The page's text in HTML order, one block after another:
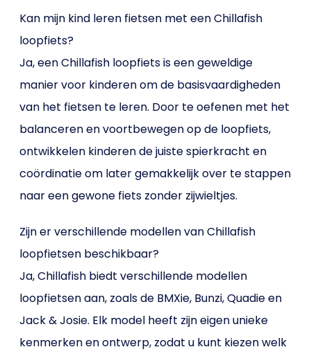
Kan mijn kind leren fietsen met een Chillafish
loopfiets?
Ja, een Chillafish loopfiets is een geweldige
manier voor kinderen om de basisvaardigheden
van het fietsen te leren. Door te oefenen met het
balanceren en voortbewegen op de loopfiets,
ontwikkelen kinderen de juiste spierkracht en
coördinatie om later gemakkelijk over te stappen
naar een gewone fiets zonder zijwieltjes.
Zijn er verschillende modellen van Chillafish
loopfietsen beschikbaar?
Ja, Chillafish biedt verschillende modellen
loopfietsen aan, zoals de BMXie, Bunzi, Quadie en
Jack & Josie. Elk model heeft zijn eigen unieke
kenmerken en ontwerp, zodat u kunt kiezen welk